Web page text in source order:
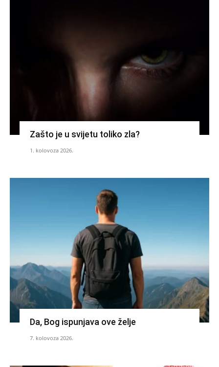
Zašto je u svijetu toliko zla?
1. kolovoza 2026.
Da, Bog ispunjava ove želje
7. kolovoza 2026.